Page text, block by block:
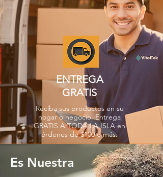
ENTREGA
GRATIS
Reciba sus productos en su
hogar o negocio. Entrega
GRATIS A TODA LA ISLA en
órdenes de $100 o más.
Es Nuestra